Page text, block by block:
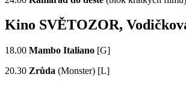
Kino SVĚTOZOR,
18.00 Mambo Italiano [G]
20.30 Zrůda (Monster) [L]